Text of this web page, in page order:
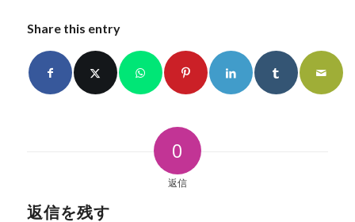
Share this entry
0
返信
返信を残す